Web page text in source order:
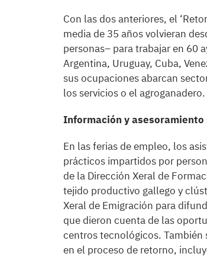
Con las dos anteriores, el
media de 35 años volvieran
personas– para trabajar en 60
Argentina, Uruguay, Cuba,
sus ocupaciones abarcan
los servicios o el agroganadero.
Información y
En las ferias de empleo, los
prácticos impartidos por
de la Dirección Xeral de
tejido productivo gallego y
Xeral de Emigración para
que dieron cuenta de las
centros tecnológicos.
en el proceso de retorno,